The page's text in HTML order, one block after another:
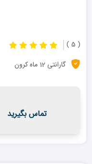
( 5 )
گارانتی 12 ماه کرون
تماس بگیرید